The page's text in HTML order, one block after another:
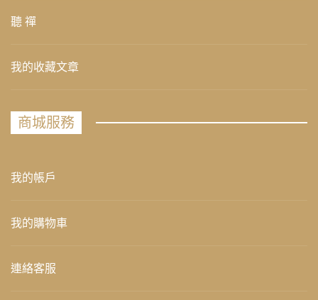
聽 禪
我的收藏文章
商城服務
我的帳戶
我的購物車
連絡客服